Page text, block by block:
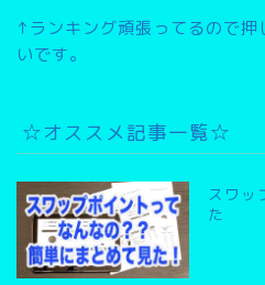
↑ランキング頑張ってるので押
いです。
☆オススメ記事一覧☆
スワッ
た